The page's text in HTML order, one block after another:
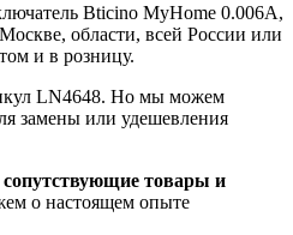
Bticino MyHome 0.006А,
области, всей России или
и в розницу.
LN4648. Но мы можем
замены или удешевления
товары и
о настоящем опыте